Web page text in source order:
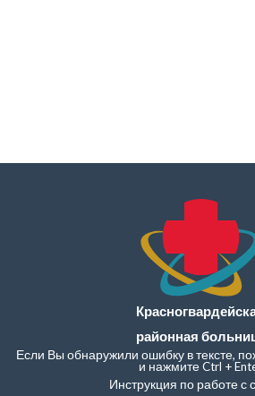
районная
Если Вы обнаружили ошибку в тексте,
и нажмите Ctrl +
Инструкция по работе с